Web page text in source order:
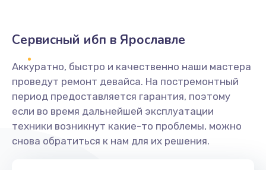
Сервисный ибп в Ярославле
Аккуратно, быстро и качественно наши мастера
проведут ремонт девайса. На постремонтный
период предоставляется гарантия, поэтому
если во время дальнейшей эксплуатации
техники возникнут какие-то проблемы, можно
снова обратиться к нам для их решения.